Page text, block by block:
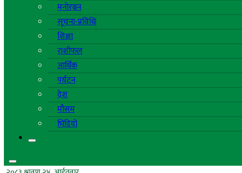
मनोरञ्जन
सूचना-प्रविधि
शिक्षा
राशीफल
आर्थिक
पर्यटन
देश
मौसम
भिडियो